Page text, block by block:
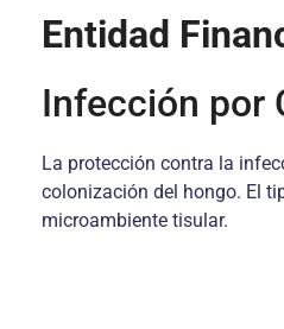
Entidad
Infección por
La protección contra la
colonización del hongo. El
microambiente tisular.